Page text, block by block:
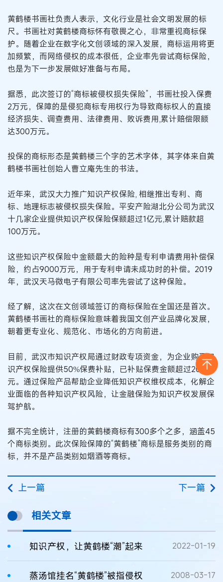
黄鹤楼书画社负责人表示，文化行业是社会文明发展的标
尺。书画社对黄鹤楼商标怀有敬畏之心，非常重视商标保
护。随着企业在数字化文创领域的深入发展，商标运用将更
加频繁，而网络侵权的成本很低，企业率先尝试商标保险，
也是为下一步发展做好准备与布局。
据悉，此次签订的“商标被侵权损失保险”，书画社投入保费
2万元，保障的是侵犯商标专用权行为导致商标权人的直接
经济损失、调查费用、法律费用、败诉费用,累计赔偿限额
达300万元。
投保的商标形态是黄鹤楼三个字的艺术字体，其字体来自黄
鹤楼书画社创始人曹立庵先生的书法。
近年来，武汉大力推广知识产权保险, 相继推出专利、商
标、地理标志被侵权损失保险。平安产险湖北分公司为武汉
十几家企业提供知识产权保险保额超过1亿元,累计赔款超
100万元。
这些知识产权保险中金额最大的险种是专利申请费用补偿保
险，约占9000万元，用于专利申请未成功时的补偿。2019
年，武汉天马微电子有限公司率先尝试了这种保险。
经了解，这次在文创领域签订的商标保险在全国还是首次。
黄鹤楼书画社的商标保险意味着我国文创产业品牌化发展，
朝着更专业化、规范化、市场化的方向前进。
目前，武汉市知识产权局通过财政专项资金，为企业购买知
识产权保险提供50%保费补贴，已补贴保费金额超过200万
元。通过保险产品帮助企业降低知识产权维权成本，化解企
业面临的各种知识产权风险，让金融保险为知识产权发展保
驾护航。
据不完全统计，注册的黄鹤楼商标有300多个之多，涵盖45
个商标类别。此次保险保障的“黄鹤楼”商标是服务类别的商
标，并不是产品类别如烟酒等商标。
上一篇 下一篇
相关文章
知识产权，让黄鹤楼“潮”起来 2022-01-19
蒸汤馆挂名“黄鹤楼”被指侵权 2008-03-17